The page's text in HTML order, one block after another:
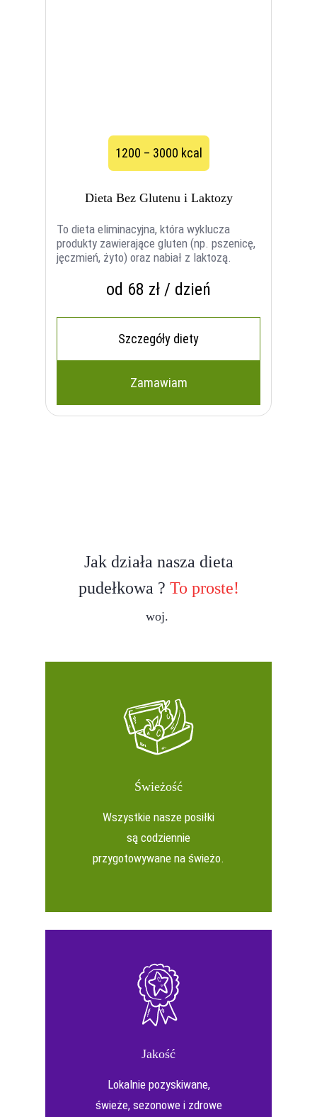
1200 – 3000 kcal
Dieta Bez Glutenu i Laktozy
To dieta eliminacyjna, która wyklucza
produkty zawierające gluten (np. pszenicę,
jęczmień, żyto) oraz nabiał z laktozą.
od 68 zł / dzień
Szczegóły diety
Zamawiam
Jak działa nasza dieta
pudełkowa ? To proste!
woj.
Świeżość
Wszystkie nasze posiłki
są codziennie
przygotowywane na świeżo.
Jakość
Lokalnie pozyskiwane,
świeże, sezonowe i zdrowe